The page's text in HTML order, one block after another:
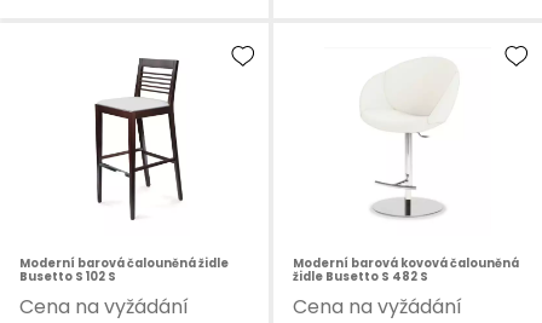
Moderní barová čalouněná židle
Busetto S 102 S
Cena na vyžádání
Moderní barová kovová čalouněná
židle Busetto S 482 S
Cena na vyžádání